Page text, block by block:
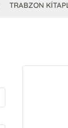
TRABZON